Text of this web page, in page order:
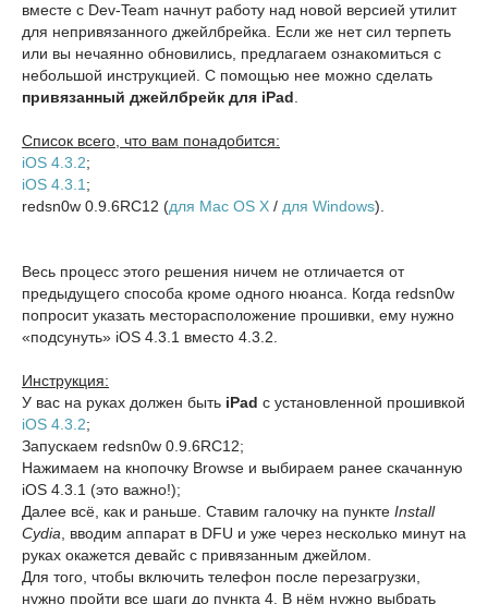
вместе с Dev-Team начнут работу над новой версией утилит
для непривязанного джейлбрейка. Если же нет сил терпеть
или вы нечаянно обновились, предлагаем ознакомиться с
небольшой инструкцией. С помощью нее можно сделать
привязанный джейлбрейк для iPad
Список всего, что вам понадобится:
iOS 4.3.2;
iOS 4.3.1 ;
redsn0w 0.9.6RC12 (для Mac OS X / для Windows).
Весь процесс этого решения ничем не отличается от
предыдущего способа кроме одного нюанса. Когда redsn0w
попросит указать месторасположение прошивки, ему нужно
«подсунуть» iOS 4.3.1 вместо 4.3.2.
Инструкция:
У вас на руках должен быть iPad с установленной прошивкой
iOS 4.3.2;
Запускаем redsn0w 0.9.6RC12;
Нажимаем на кнопочку Browse и выбираем ранее скачанную
iOS 4.3.1 (это важно!);
Далее всё, как и раньше. Ставим галочку на пункте Install
Cydia , вводим аппарат в DFU и уже через несколько минут на
руках окажется девайс с привязанным джейлом.
Для того, чтобы включить телефон после перезагрузки,
нужно пройти все шаги до пункта 4. В нём нужно выбрать